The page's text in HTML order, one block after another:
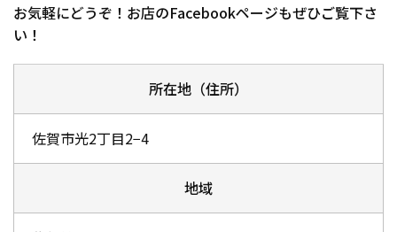
お気軽にどうぞ！お店のFacebookページもぜひご覧下さ
い！
所在地（住所）
佐賀市光2丁目2−4
地域